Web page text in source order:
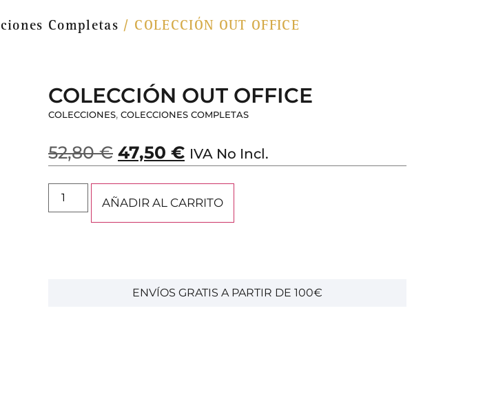
Completas / COLECCIÓN OUT OFFICE
COLECCIÓN OUT OFFICE
COLECCIONES, COLECCIONES COMPLETAS
52,80€ 47,50 € IVA No Incl.
AÑADIR AL CARRITO
ENVÍOS GRATIS A PARTIR DE 100€